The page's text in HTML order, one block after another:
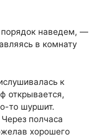
наведем, —
в комнату
к
открывается,
то шуршит.
полчаса
хорошего